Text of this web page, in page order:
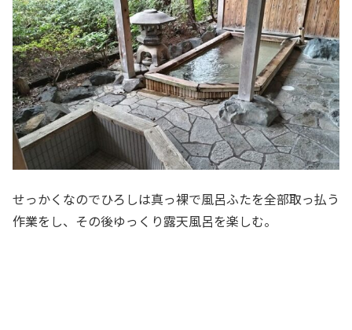
せっかくなのでひろしは真っ裸で風呂ふたを全部取っ払う
作業をし、その後ゆっくり露天風呂を楽しむ。